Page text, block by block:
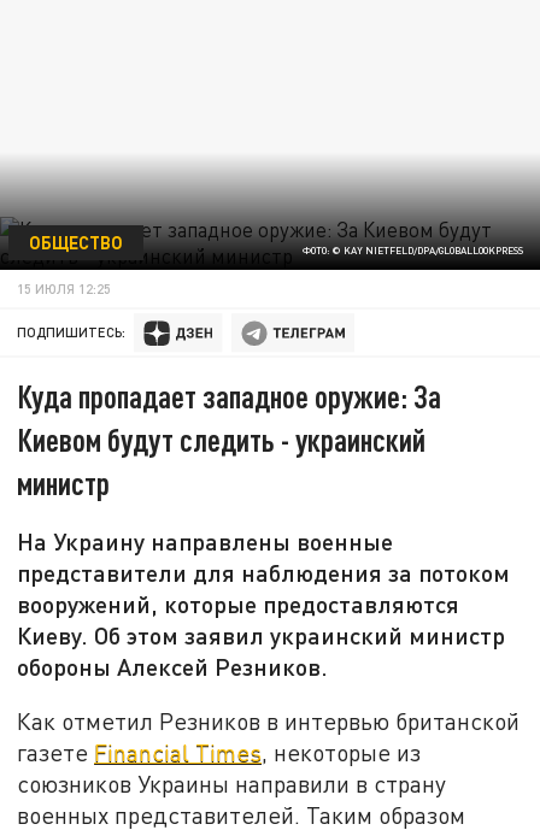
ФОТО: © KAY NIETFELD/DPA/GLOBALLOOKPRESS
ОБЩЕСТВО
15 ИЮЛЯ 12:25
ПОДПИШИТЕСЬ:
Куда пропадает западное оружие: За
Киевом будут следить - украинский
министр
На Украину направлены военные
представители для наблюдения за потоком
вооружений, которые предоставляются
Киеву. Об этом заявил украинский министр
обороны Алексей Резников.
Как отметил Резников в интервью британской
газете Financial Times, некоторые из
союзников Украины направили в страну
военных представителей. Таким образом